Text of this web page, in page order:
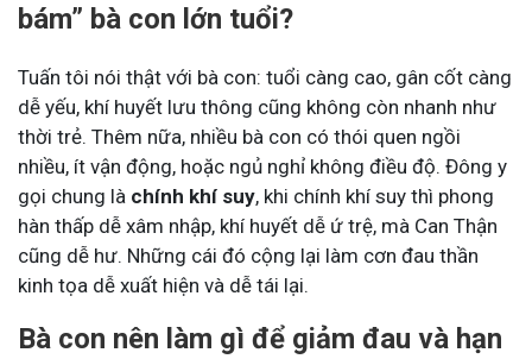
bám” bà con lớn tuổi?
Tuấn tôi nói thật với bà con: tuổi càng cao, gân cốt càng
dễ yếu, khí huyết lưu thông cũng không còn nhanh như
thời trẻ. Thêm nữa, nhiều bà con có thói quen ngồi
nhiều, ít vận động, hoặc ngủ nghỉ không điều độ. Đông y
gọi chung là chính khí suy, khi chính khí suy thì phong
hàn thấp dễ xâm nhập, khí huyết dễ ứ trệ, mà Can Thận
cũng dễ hư. Những cái đó cộng lại làm cơn đau thần
kinh tọa dễ xuất hiện và dễ tái lại.
Bà con nên làm gì để giảm đau và hạn